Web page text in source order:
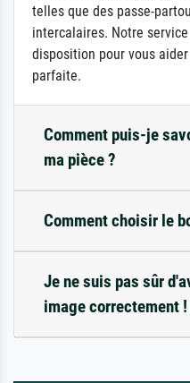
telles que des passe-
intercalaires. Notre
disposition pour vous
parfaite.
Comment puis-je
ma pièce ?
Comment choisir le
Je ne suis pas sûr
image correctement !